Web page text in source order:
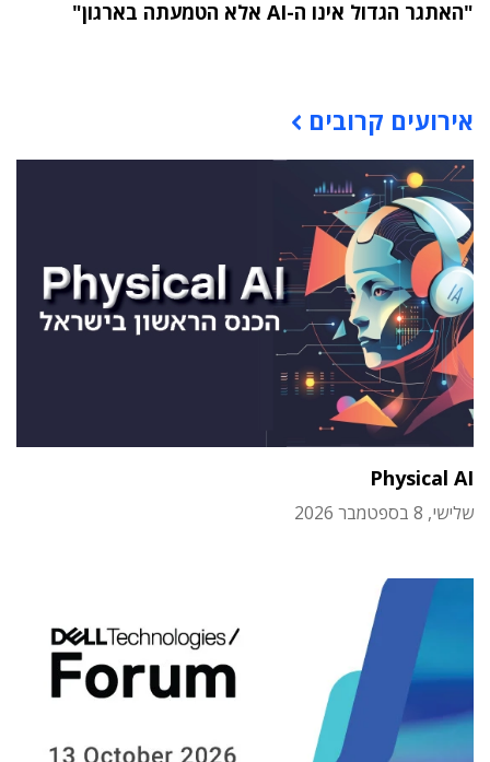
"האתגר הגדול אינו ה-AI אלא הטמעתה בארגון"
אירועים קרובים
Physical AI
שלישי, 8 בספטמבר 2026